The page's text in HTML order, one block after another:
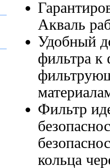
Акваль
Удобный
фильтра к
Фильтр
кольца